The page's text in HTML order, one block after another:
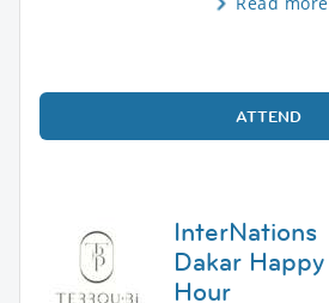
ATTEND
InterNations
Dakar Happy
Hour